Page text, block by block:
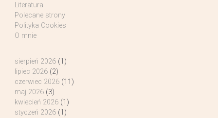
Literatura
Polecane strony
Polityka Cookies
O mnie
sierpień 2026 (1)
lipiec 2026 (2)
czerwiec 2026 (11)
maj 2026 (3)
kwiecień 2026 (1)
styczeń 2026 (1)